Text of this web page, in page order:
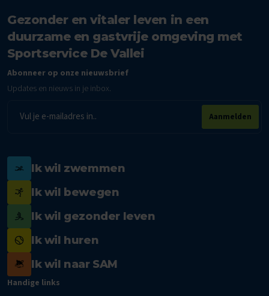
Gezonder en vitaler leven in een
duurzame en gastvrije omgeving met
Sportservice De Vallei
Abonneer op onze nieuwsbrief
Updates en nieuws in je inbox.
mailadres
Aanmelden
Ik wil zwemmen
Ik wil bewegen
Ik wil gezonder leven
Ik wil huren
Ik wil naar SAM
Handige links